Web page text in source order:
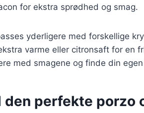
for ekstra sprødhed og smag.
yderligere med forskellige
varme eller citronsaft for en
med smagene og finde din
perfekte porzo